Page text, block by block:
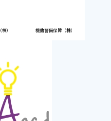
） 機動警備保障（株）